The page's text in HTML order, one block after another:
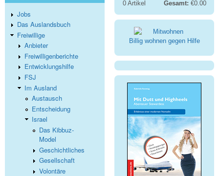
Jobs
Das Auslandsbuch
Freiwillige
Anbieter
Freiwilligenberichte
Entwicklungshilfe
FSJ
Im Ausland
Austausch
Entscheidung
Israel
Das Kibbuz-
Model
Geschichtliches
Gesellschaft
Volontäre
0Artikel Gesamt: €0.00
Billig wohnen gegen Hilfe